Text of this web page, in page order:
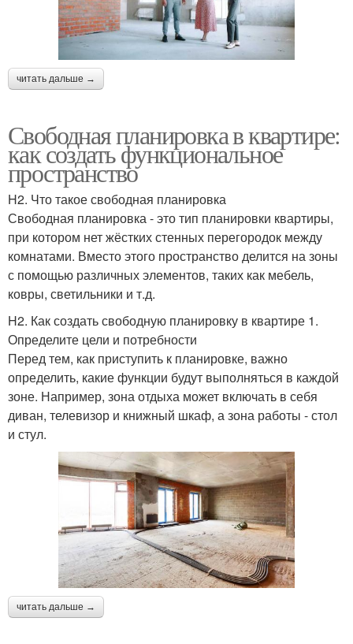
читать дальше →
Свободная планировка в квартире:
как создать функциональное
пространство
H2. Что такое свободная планировка
Свободная планировка - это тип планировки квартиры,
при котором нет жёстких стенных перегородок между
комнатами. Вместо этого пространство делится на зоны
с помощью различных элементов, таких как мебель,
ковры, светильники и т.д.
H2. Как создать свободную планировку в квартире 1.
Определите цели и потребности
Перед тем, как приступить к планировке, важно
определить, какие функции будут выполняться в каждой
зоне. Например, зона отдыха может включать в себя
диван, телевизор и книжный шкаф, а зона работы - стол
и стул.
читать дальше →